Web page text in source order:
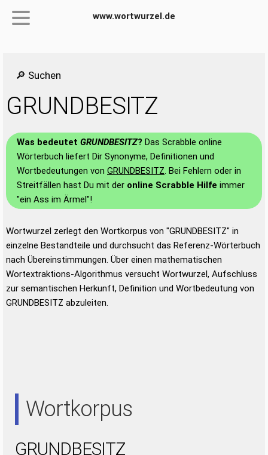
www.wortwurzel.de
🔎 Suchen
GRUNDBESITZ
Was bedeutet GRUNDBESITZ? Das Scrabble online
Wörterbuch liefert Dir Synonyme, Definitionen und
Wortbedeutungen von GRUNDBESITZ. Bei Fehlern oder in
Streitfällen hast Du mit der online Scrabble Hilfe immer
"ein Ass im Ärmel"!
Wortwurzel zerlegt den Wortkorpus von "GRUNDBESITZ" in
einzelne Bestandteile und durchsucht das Referenz-Wörterbuch
nach Übereinstimmungen. Über einen mathematischen
Wortextraktions-Algorithmus versucht Wortwurzel, Aufschluss
zur semantischen Herkunft, Definition und Wortbedeutung von
GRUNDBESITZ abzuleiten.
Wortkorpus
GRUNDBESITZ